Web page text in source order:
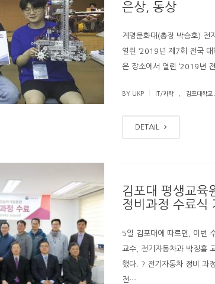
은상, 동상
계명문화대(총장 박승호) 전
열린 ‘2019년 제7회 전국 대
은 장소에서 열린 ‘2019년
BY UKP IT/과학 김포대학교
DETAIL
김포대 평생교육
정비과정 수료식
5일 김포대에 따르면, 이번
교수, 전기자동차과 박정흠
했다. ? 전기자동차 정비 과
전…